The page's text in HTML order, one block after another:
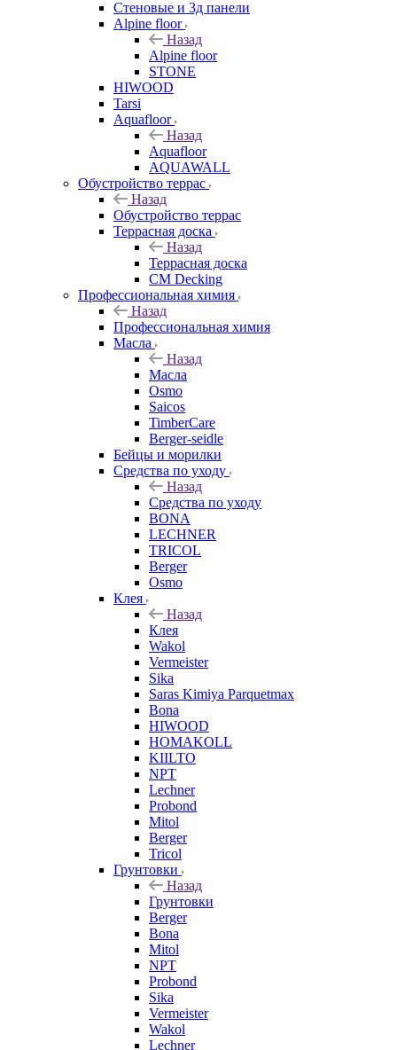
Стеновые и 3д панели
Alpine floor
Назад
Alpine floor
STONE
HIWOOD
Tarsi
Aquafloor
Назад
Aquafloor
AQUAWALL
Обустройство террас
Назад
Обустройство террас
Террасная доска
Назад
Террасная доска
CM Decking
Профессиональная химия
Назад
Профессиональная химия
Масла
Назад
Масла
Osmo
Saicos
TimberCare
Berger-seidle
Бейцы и морилки
Средства по уходу
Назад
Средства по уходу
BONA
LECHNER
TRICOL
Berger
Osmo
Клея
Назад
Клея
Wakol
Vermeister
Sika
Saras Kimiya Parquetmax
Bona
HIWOOD
HOMAKOLL
KIILTO
NPT
Lechner
Probond
Mitol
Berger
Tricol
Грунтовки
Назад
Грунтовки
Berger
Bona
Mitol
NPT
Probond
Sika
Vermeister
Wakol
Lechner